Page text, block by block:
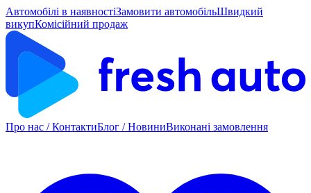
Автомобілі в наявностіЗамовити автомобільШвидкий
викупКомісійний продаж
Про нас / КонтактиБлог / НовиниВиконані замовлення